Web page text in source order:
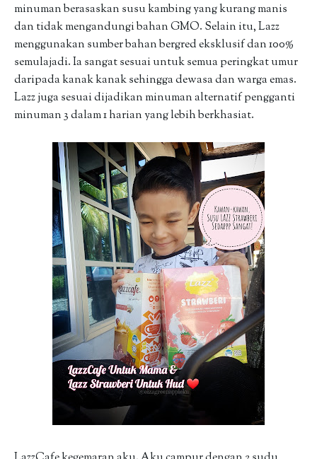
minuman berasaskan susu kambing yang kurang manis
dan tidak mengandungi bahan GMO. Selain itu, Lazz
menggunakan sumber bahan bergred eksklusif dan 100%
semulajadi. Ia sangat sesuai untuk semua peringkat umur
daripada kanak kanak sehingga dewasa dan warga emas.
Lazz juga sesuai dijadikan minuman alternatif pengganti
minuman 3 dalam 1 harian yang lebih berkhasiat.